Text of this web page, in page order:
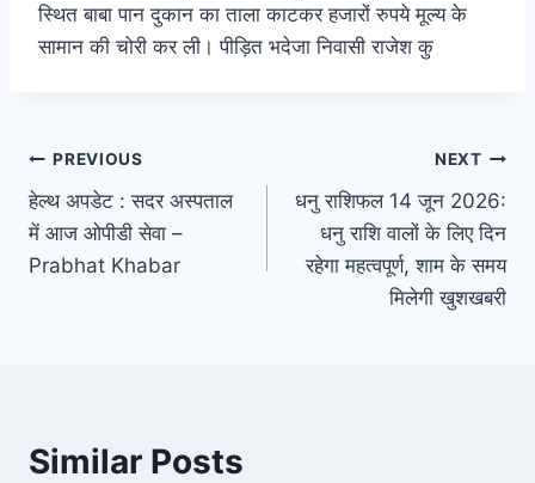
स्थित बाबा पान दुकान का ताला काटकर हजारों रुपये मूल्य के
सामान की चोरी कर ली। पीड़ित भदेजा निवासी राजेश कु
Post
navigation
PREVIOUS
हेल्थ अपडेट : सदर अस्पताल
में आज ओपीडी सेवा –
Prabhat Khabar
NEXT
धनु राशिफल 14 जून 2026:
धनु राशि वालों के लिए दिन
रहेगा महत्वपूर्ण, शाम के समय
मिलेगी खुशखबरी
Similar Posts